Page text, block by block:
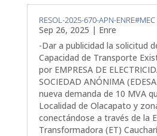
RESOL-2025-670-APN-ENRE#MEC
Sep 26, 2025 | Enre
-Dar a publicidad la solicitud
Capacidad de Transporte
por EMPRESA DE
SOCIEDAD ANÓNIMA
nueva demanda de 10 MVA
Localidad de Olacapato y
conectándose a través de la
Transformadora (ET) Caucharí